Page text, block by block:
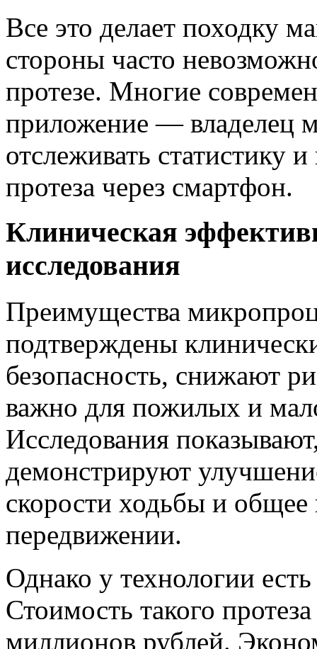
Все это делает походку
стороны часто
протезе. Многие
приложение — владелец
отслеживать статистику
протеза через смартфон.
Клиническая
исследования
Преимущества
подтверждены
безопасность, снижают
важно для пожилых и
Исследования
демонстрируют
скорости ходьбы и
передвижении.
Однако у технологии
Стоимость такого
миллионов рублей.